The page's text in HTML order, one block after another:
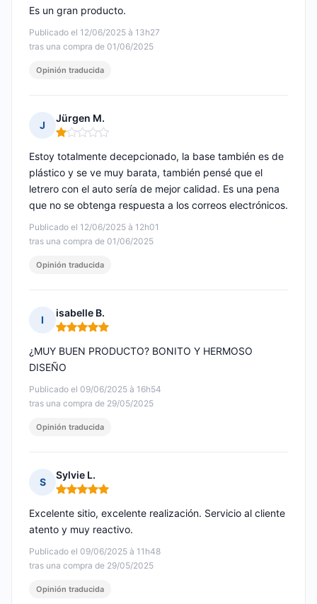
Publicado el 12/06/2025 à 13h27
tras una compra de 01/06/2025
Es un gran producto.
Opinión traducida
J
Jürgen M.
Nota: 1 de 5
Publicado el 12/06/2025 à 12h01
tras una compra de 01/06/2025
Estoy totalmente decepcionado, la base también es de
plástico y se ve muy barata, también pensé que el
letrero con el auto sería de mejor calidad. Es una pena
que no se obtenga respuesta a los correos electrónicos.
Opinión traducida
I
isabelle B.
Nota: 5 de 5
Publicado el 09/06/2025 à 16h54
tras una compra de 29/05/2025
¿MUY BUEN PRODUCTO? BONITO Y HERMOSO
DISEÑO
Opinión traducida
S
Sylvie L.
Nota: 5 de 5
Publicado el 09/06/2025 à 11h48
tras una compra de 29/05/2025
Excelente sitio, excelente realización. Servicio al cliente
atento y muy reactivo.
Opinión traducida